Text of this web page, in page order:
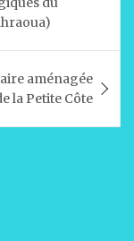
aménagée
la Petite Côte